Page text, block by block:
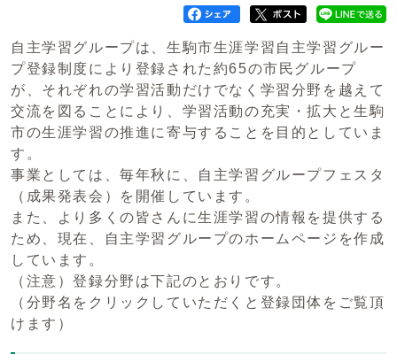
自主学習グループは、生駒市生涯学習自主学習グルー
プ登録制度により登録された約65の市民グループ
が、それぞれの学習活動だけでなく学習分野を越えて
交流を図ることにより、学習活動の充実・拡大と生駒
市の生涯学習の推進に寄与することを目的としていま
す。
事業としては、毎年秋に、自主学習グループフェスタ
（成果発表会）を開催しています。
また、より多くの皆さんに生涯学習の情報を提供する
ため、現在、自主学習グループのホームページを作成
しています。
（注意）登録分野は下記のとおりです。
（分野名をクリックしていただくと登録団体をご覧頂
けます）